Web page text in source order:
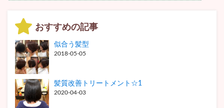
おすすめの記事
似合う髪型
2018-05-05
髪質改善トリートメント☆1
2020-04-03